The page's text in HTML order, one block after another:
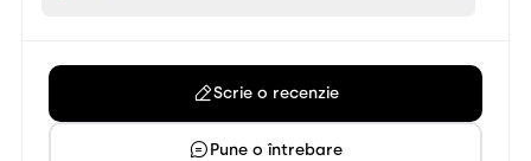
Scrie o recenzie
Pune o întrebare